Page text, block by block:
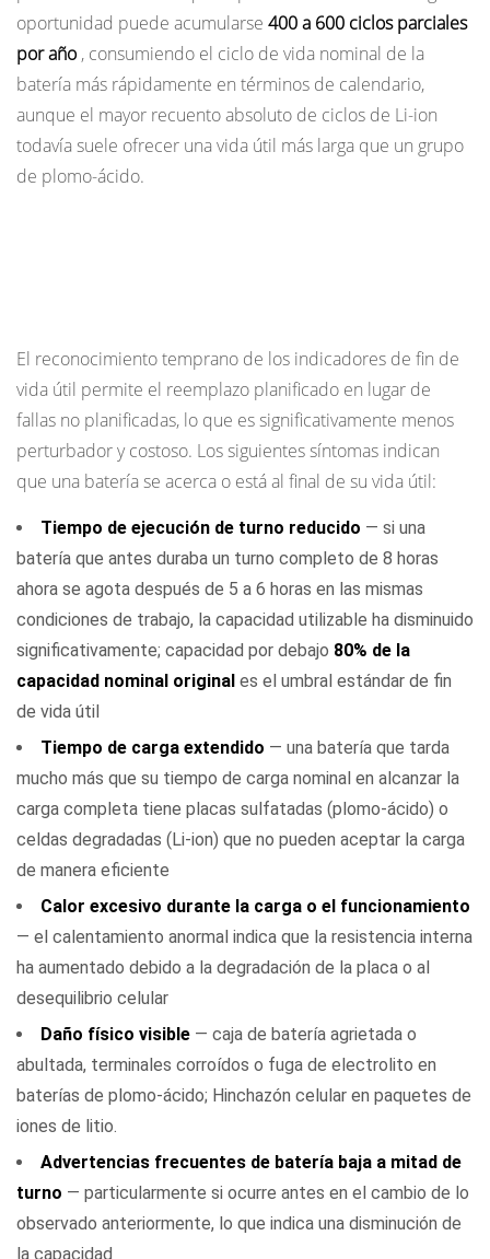
oportunidad puede acumularse 400 a 600 ciclos parciales
por año , consumiendo el ciclo de vida nominal de la
batería más rápidamente en términos de calendario,
aunque el mayor recuento absoluto de ciclos de Li-ion
todavía suele ofrecer una vida útil más larga que un grupo
de plomo-ácido.
El reconocimiento temprano de los indicadores de fin de
vida útil permite el reemplazo planificado en lugar de
fallas no planificadas, lo que es significativamente menos
perturbador y costoso. Los siguientes síntomas indican
que una batería se acerca o está al final de su vida útil:
Tiempo de ejecución de turno reducido — si una
batería que antes duraba un turno completo de 8 horas
ahora se agota después de 5 a 6 horas en las mismas
condiciones de trabajo, la capacidad utilizable ha disminuido
significativamente; capacidad por debajo 80% de la
capacidad nominal original es el umbral estándar de fin
de vida útil
Tiempo de carga extendido — una batería que tarda
mucho más que su tiempo de carga nominal en alcanzar la
carga completa tiene placas sulfatadas (plomo-ácido) o
celdas degradadas (Li-ion) que no pueden aceptar la carga
de manera eficiente
Calor excesivo durante la carga o el funcionamiento
— el calentamiento anormal indica que la resistencia interna
ha aumentado debido a la degradación de la placa o al
desequilibrio celular
Daño físico visible — caja de batería agrietada o
abultada, terminales corroídos o fuga de electrolito en
baterías de plomo-ácido; Hinchazón celular en paquetes de
iones de litio.
Advertencias frecuentes de batería baja a mitad de
turno — particularmente si ocurre antes en el cambio de lo
observado anteriormente, lo que indica una disminución de
la capacidad